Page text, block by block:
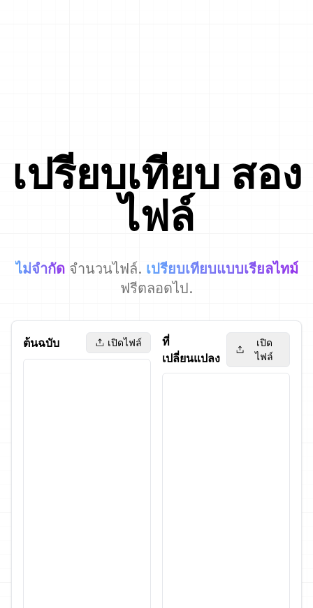
เปรียบเทียบ สอง
ไฟล์
ไม่จำกัด จำนวนไฟล์. เปรียบเทียบแบบเรียลไทม์
ฟรีตลอดไป.
ต้นฉบับ เปิดไฟล์
ที่
เปลี่ยนแปลง
เปิด
ไฟล์